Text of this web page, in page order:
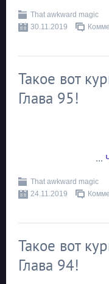
That awkward magic
30.11.2019
Такое вот
Глава 95!
...
That awkward magic
24.11.2019
Такое вот
Глава 94!